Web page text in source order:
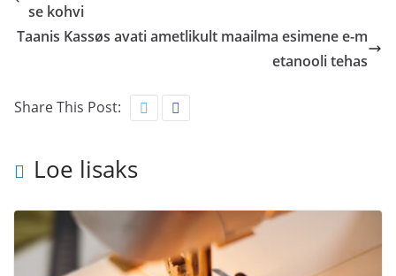
se kohvi
Taanis Kassøs avati ametlikult maailma esimene e-m
etanooli tehas
Share This Post:
Loe lisaks